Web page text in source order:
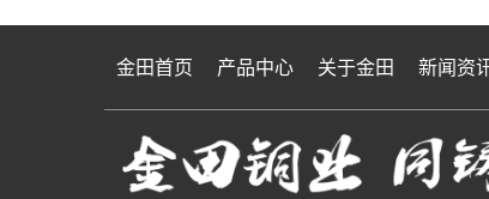
金田首页 产品中心 关于金田 新闻资